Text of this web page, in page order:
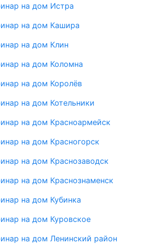
на дом Истра
на дом Кашира
на дом Клин
на дом Коломна
на дом Королёв
на дом Котельники
на дом Красноармейск
на дом Красногорск
на дом Краснозаводск
на дом Краснознаменск
на дом Кубинка
на дом Куровское
на дом Ленинский район